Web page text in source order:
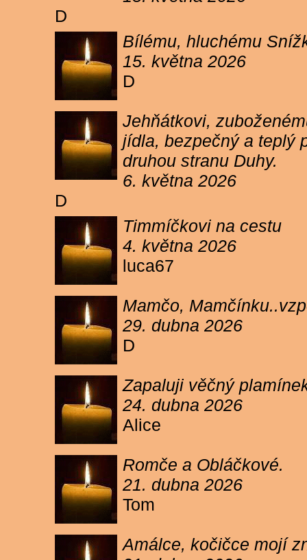
D
Bílému, hluchému
15. května 2026
D
Jehňátkovi,
jídla, bezpečný a teplý
druhou stranu Duhy.
6. května 2026
D
Timmíčkovi na cestu
4. května 2026
luca67
Mamčo,
29. dubna 2026
D
Zapaluji věčný
24. dubna 2026
Alice
Romče a Obláčkové.
21. dubna 2026
Tom
Amálce, kočičce mojí